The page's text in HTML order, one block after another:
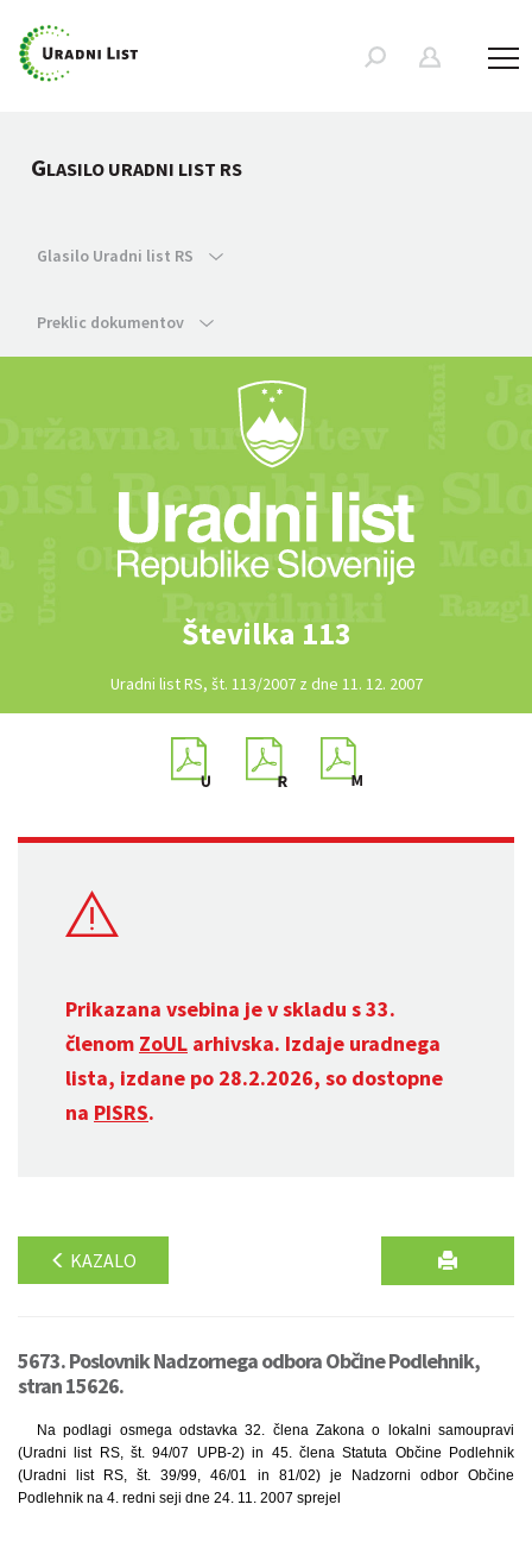
GLASILO URADNI LIST RS
Glasilo Uradni list RS
Preklic dokumentov
Številka 113
Uradni list RS, št. 113/2007 z dne 11. 12. 2007
Prikazana vsebina je v skladu s 33.
členom ZoUL arhivska. Izdaje uradnega
lista, izdane po 28.2.2026, so dostopne
na PISRS.
KAZALO
5673. Poslovnik Nadzornega odbora Občine Podlehnik,
stran 15626.
Na podlagi osmega odstavka 32. člena Zakona o lokalni samoupravi
(Uradni list RS, št. 94/07 UPB-2) in 45. člena Statuta Občine Podlehnik
(Uradni list RS, št. 39/99, 46/01 in 81/02) je Nadzorni odbor Občine
Podlehnik na 4. redni seji dne 24. 11. 2007 sprejel